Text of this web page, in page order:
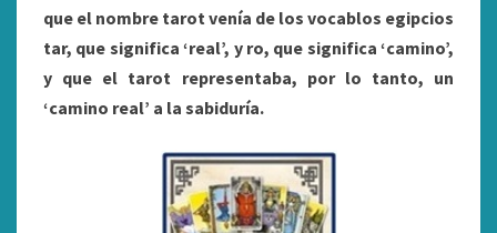
que el nombre tarot venía de los vocablos egipcios
tar, que significa ‘real’, y ro, que significa ‘camino’,
y que el tarot representaba, por lo tanto, un
‘camino real’ a la sabiduría.